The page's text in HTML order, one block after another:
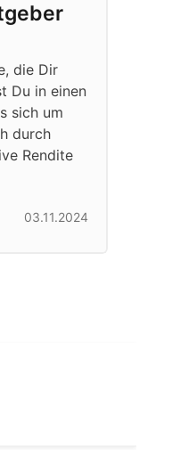
die Dir
Du in einen
sich um
durch
Rendite
03.11.2024